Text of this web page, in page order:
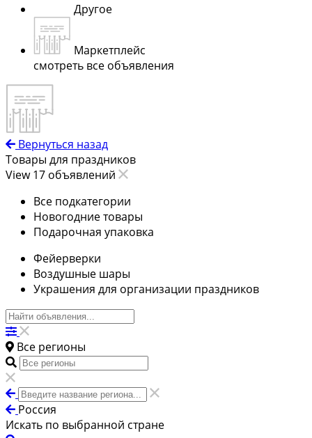
Другое
Маркетплейс
смотреть все объявления
Вернуться назад
Товары для праздников
View 17 объявлений
Все подкатегории
Новогодние товары
Подарочная упаковка
Фейерверки
Воздушные шары
Украшения для организации праздников
Все регионы
Россия
Искать по выбранной стране